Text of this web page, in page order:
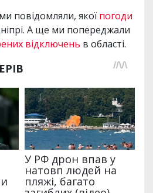
повідомляли, якої погоди
А ще ми попереджали
відключень в області.